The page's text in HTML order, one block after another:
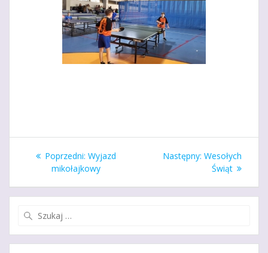
Nawigacja
wpisu
Poprzedni: Poprzedni
wpis:
Wyjazd
mikołajkowy
Następny: Następny
wpis:
Wesołych
Świąt